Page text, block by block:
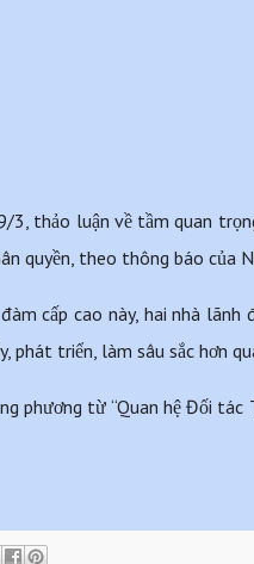
thảo luận về tầm quan
quyền, theo thông báo của
cấp cao này, hai nhà lãnh
triển, làm sâu sắc hơn
phương từ “Quan hệ Đối tác